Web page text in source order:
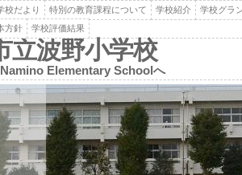
校だより 特別の教育課程について 学校紹介
学校グラ
方針 学校評価結果
立波野小学校
Elementary Schoolへ